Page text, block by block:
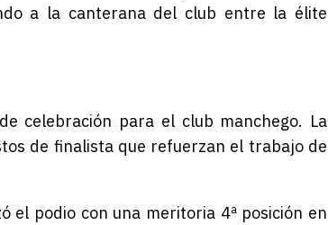
a la canterana del club entre la élite
celebración para el club manchego. La
de finalista que refuerzan el trabajo de
el podio con una meritoria 4ª posición en